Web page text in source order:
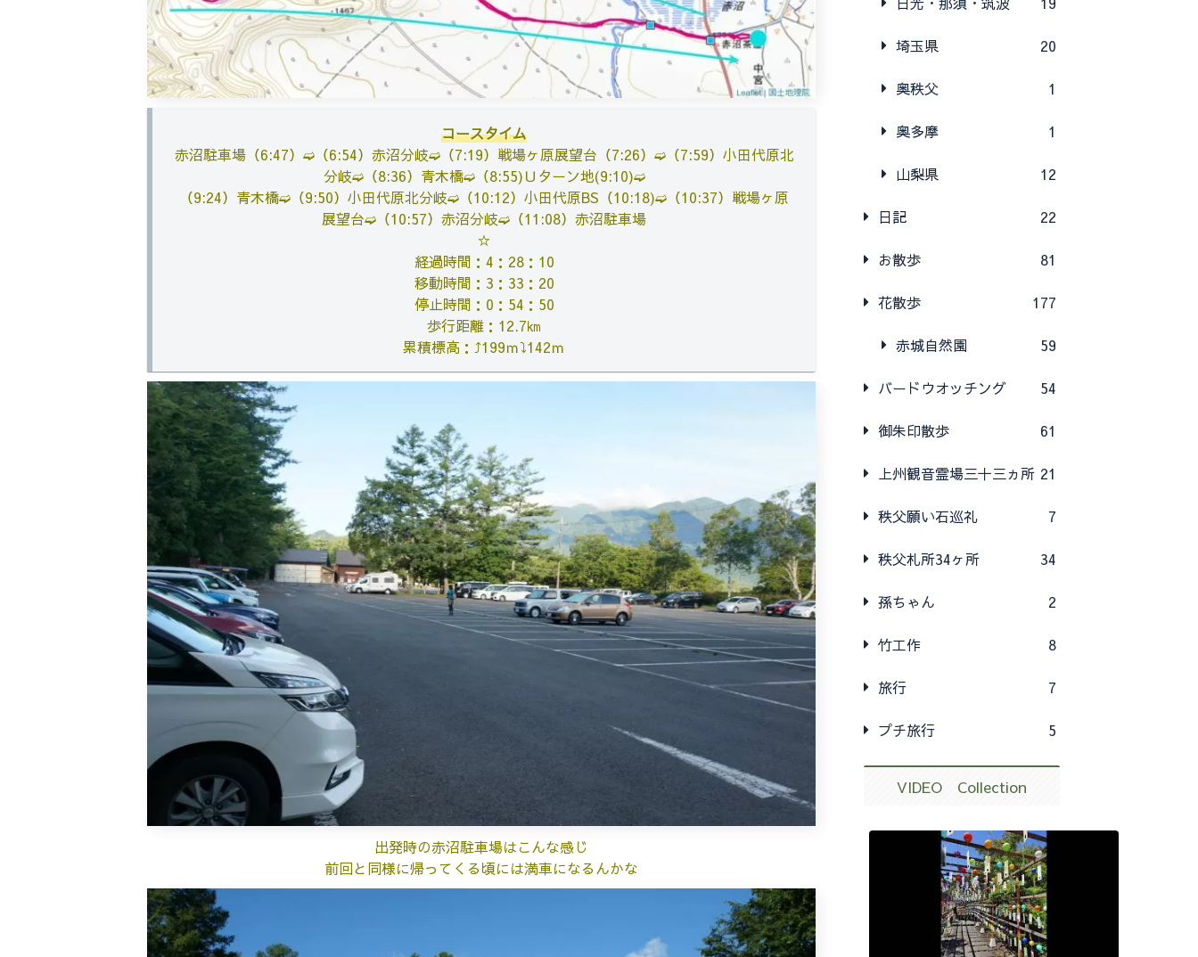
コースタイム
赤沼駐車場（6:47）➫（6:54）赤沼分岐➫（7:19）戦場ヶ原展望台（7:26）➫（7:59）小田代原北
分岐➫（8:36）青木橋➫（8:55)Ｕターン地(9:10)➫
（9:24）青木橋➫（9:50）小田代原北分岐➫（10:12）小田代原BS（10:18)➫（10:37）戦場ヶ原
展望台➫（10:57）赤沼分岐➫ （11:08）赤沼駐車場
☆
経過時間：4：28：10
移動時間：3：33：20
停止時間：0：54：50
歩行距離：12.7㎞
累積標高：⤴199ｍ⤵142ｍ
出発時の赤沼駐車場はこんな感じ
前回と同様に帰ってくる頃には満車になるんかな
埼玉県 20
奥秩父 1
奥多摩 1
山梨県 12
日記 22
お散歩 81
花散歩 177
赤城自然園 59
バードウオッチング 54
御朱印散歩 61
上州観音霊場三十三ヵ所 21
秩父願い石巡礼 7
秩父札所34ヶ所 34
孫ちゃん 2
竹工作 8
旅行 7
プチ旅行 5
VIDEO Collection